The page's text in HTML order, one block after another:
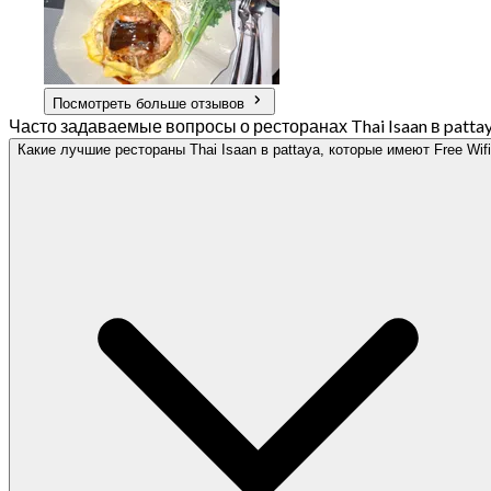
Посмотреть больше отзывов
Часто задаваемые вопросы о ресторанах Thai Isaan в
Какие лучшие рестораны Thai Isaan в pattaya, которые имеют Free